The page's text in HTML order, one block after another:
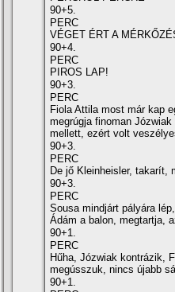
90+5.
PERC
VÉGET ÉRT A
90+4.
PERC
PIROS LAP!
90+3.
PERC
Fiola Attila most már kap
megrúgja finoman
mellett, ezért volt
90+3.
PERC
De jő Kleinheisler, takarít,
90+3.
PERC
Sousa mindjárt pályára
Ádám a balon, megtartja,
90+1.
PERC
Hűha, Józwiak kontrázik,
megússzuk, nincs újabb
90+1.